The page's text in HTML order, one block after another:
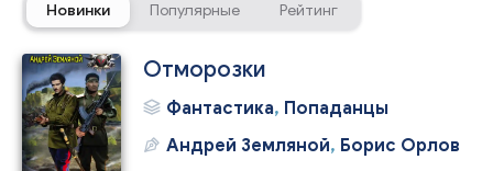
Новинки Популярные Рейтинг
Отморозки
Фантастика, Попаданцы
Андрей Земляной, Борис Орлов